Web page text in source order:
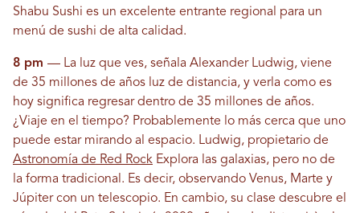
Shabu Sushi es un excelente entrante regional para un
menú de sushi de alta calidad.
8 pm — La luz que ves, señala Alexander Ludwig, viene
de 35 millones de años luz de distancia, y verla como es
hoy significa regresar dentro de 35 millones de años.
¿Viaje en el tiempo? Probablemente lo más cerca que uno
puede estar mirando al espacio. Ludwig, propietario de
Astronomía de Red Rock Explora las galaxias, pero no de
la forma tradicional. Es decir, observando Venus, Marte y
Júpiter con un telescopio. En cambio, su clase descubre el